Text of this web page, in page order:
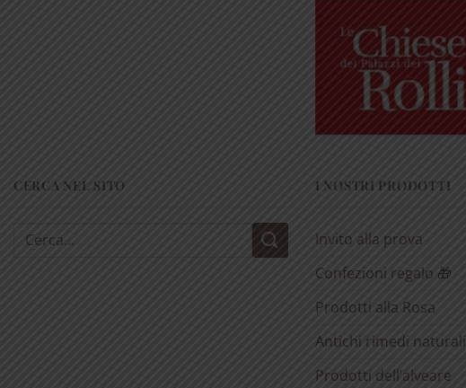
CERCA NEL SITO
Cerca:
I NOSTRI PRODOTTI
Invito alla prova
Confezioni regalo 🎁
Prodotti alla Rosa
Antichi rimedi naturali
Prodotti dell’alveare